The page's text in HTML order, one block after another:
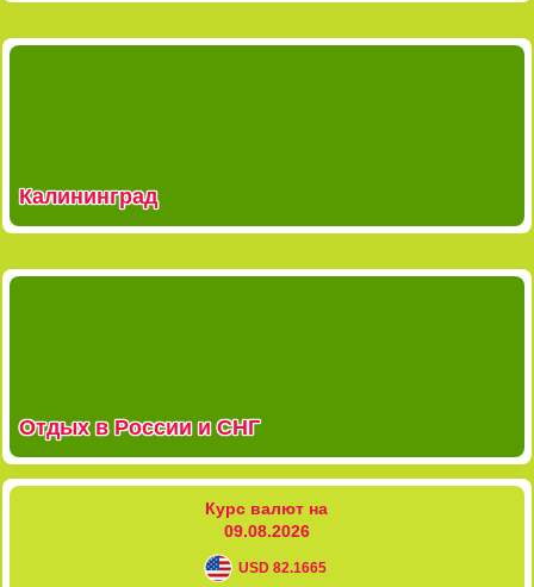
Калининград
Отдых в России и СНГ
Курс валют на
09.08.2026
USD 82.1665